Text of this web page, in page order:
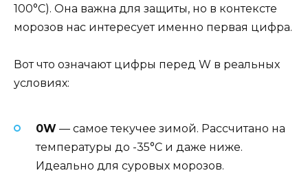
100°C). Она важна для защиты, но в контексте
морозов нас интересует именно первая цифра.
Вот что означают цифры перед W в реальных
условиях:
0W — самое текучее зимой. Рассчитано на
температуры до -35°C и даже ниже.
Идеально для суровых морозов.